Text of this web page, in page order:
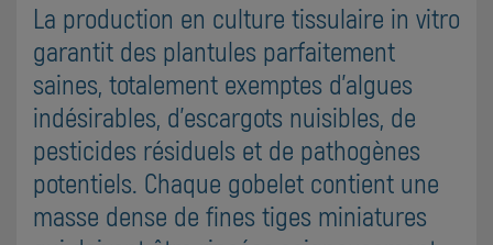
La production en culture tissulaire in vitro
garantit des plantules parfaitement
saines, totalement exemptes d'algues
indésirables, d'escargots nuisibles, de
pesticides résiduels et de pathogènes
potentiels. Chaque gobelet contient une
masse dense de fines tiges miniatures